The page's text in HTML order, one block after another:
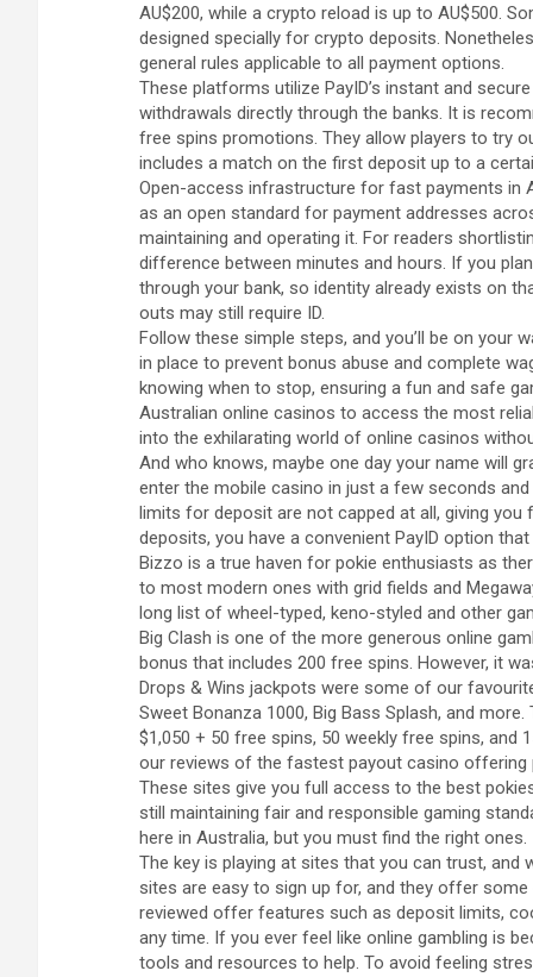
AU$200, while a crypto reload is up to AU$500.
designed specially for crypto deposits.
general rules applicable to all payment options.
These platforms utilize PayID’s instant and
withdrawals directly through the banks. It is
free spins promotions. They allow players to try
includes a match on the first deposit up to a
Open-access infrastructure for fast payments in
as an open standard for payment addresses
maintaining and operating it. For readers
difference between minutes and hours. If you
through your bank, so identity already exists on
outs may still require ID.
Follow these simple steps, and you’ll be on your
in place to prevent bonus abuse and complete
knowing when to stop, ensuring a fun and safe
Australian online casinos to access the most
into the exhilarating world of online casinos
And who knows, maybe one day your name will
enter the mobile casino in just a few seconds
limits for deposit are not capped at all, giving
deposits, you have a convenient PayID option
Bizzo is a true haven for pokie enthusiasts as
to most modern ones with grid fields and
long list of wheel-typed, keno-styled and other
Big Clash is one of the more generous online
bonus that includes 200 free spins. However, it
Drops & Wins jackpots were some of our
Sweet Bonanza 1000, Big Bass Splash, and
$1,050 + 50 free spins, 50 weekly free spins, and
our reviews of the fastest payout casino offering
These sites give you full access to the best
still maintaining fair and responsible gaming
here in Australia, but you must find the right ones.
The key is playing at sites that you can trust,
sites are easy to sign up for, and they offer
reviewed offer features such as deposit limits,
any time. If you ever feel like online gambling is
tools and resources to help. To avoid feeling